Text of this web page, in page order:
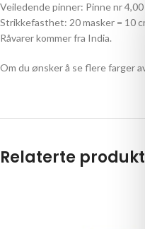
Veiledende pinner: Pinne nr 4,00
Strikkefasthet: 20 masker = 10
Råvarer kommer fra India.
Om du ønsker å se flere farger
Relaterte